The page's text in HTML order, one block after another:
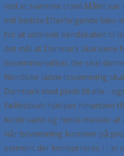
ved at svømme crawl.Målet var
mit bedste.Efterfølgende blev
for at udbrede kendskabet til
det mål at Danmark skal være
issvømmenation, der skal
Nordiske lande.Issvømning
Danmark med plads til alle -
fællesskab hjælper hinanden
kolde vand og høste masser
når issvømning kommer på
element der konkurreres i - jo